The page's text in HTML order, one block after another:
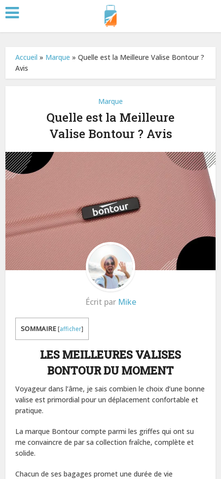
Accueil » Marque »Quelle est la Meilleure Valise Bontour ?
Avis
Marque
Quelle est la Meilleure
Valise Bontour ? Avis
Écrit par Mike
SOMMAIRE[afficher]
LES MEILLEURES VALISES
BONTOUR DU MOMENT
Voyageur dans l’âme, je sais combien le choix d’une bonne
valise est primordial pour un déplacement confortable et
pratique.
La marque Bontour compte parmi les griffes qui ont su
me convaincre de par sa collection fraîche, complète et
solide.
Chacun de ses bagages promet une durée de vie